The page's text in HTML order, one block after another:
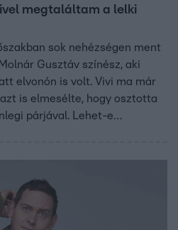
megtaláltam a lelki
sok nehézségen ment
Gusztáv színész, aki
elvonón is volt. Vivi ma már
is elmesélte, hogy osztotta
párjával. Lehet-e
szerint sokszor megégette
DJ Nikita szerint
út, úgy gondolja, nem lehet